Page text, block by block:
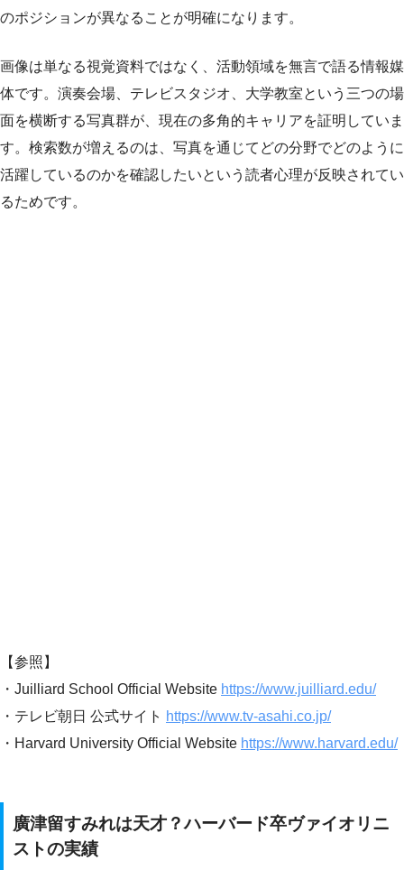
のポジションが異なることが明確になります。
画像は単なる視覚資料ではなく、活動領域を無言で語る情報媒
体です。演奏会場、テレビスタジオ、大学教室という三つの場
面を横断する写真群が、現在の多角的キャリアを証明していま
す。検索数が増えるのは、写真を通じてどの分野でどのように
活躍しているのかを確認したいという読者心理が反映されてい
るためです。
【参照】
・Juilliard School Official Website https://www.juilliard.edu/
・テレビ朝日 公式サイト https://www.tv-asahi.co.jp/
・Harvard University Official Website https://www.harvard.edu/
廣津留すみれは天才？ハーバード卒ヴァイオリニ
ストの実績